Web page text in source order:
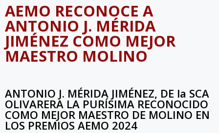
AEMO RECONOCE A
ANTONIO J. MÉRIDA
JIMÉNEZ COMO MEJOR
MAESTRO MOLINO
ANTONIO J. MÉRIDA JIMÉNEZ, DE la SCA
OLIVARERA LA PURÍSIMA RECONOCIDO
COMO MEJOR MAESTRO DE MOLINO EN
LOS PREMIOS AEMO 2024